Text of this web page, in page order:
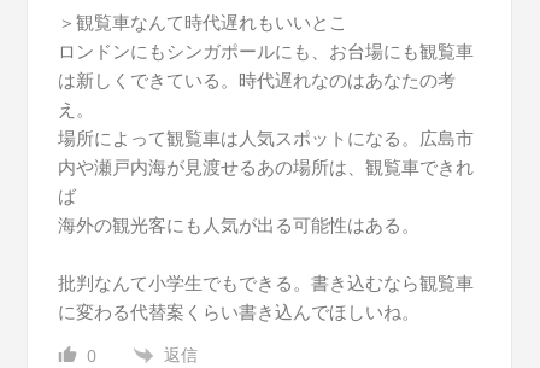
＞観覧車なんて時代遅れもいいとこ
ロンドンにもシンガポールにも、お台場にも観覧車
は新しくできている。時代遅れなのはあなたの考
え。
場所によって観覧車は人気スポットになる。広島市
内や瀬戸内海が見渡せるあの場所は、観覧車できれ
ば
海外の観光客にも人気が出る可能性はある。
批判なんて小学生でもできる。書き込むなら観覧車
に変わる代替案くらい書き込んでほしいね。
0 返信